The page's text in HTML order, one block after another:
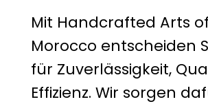
Mit Handcrafted Arts of
Morocco entscheiden
für Zuverlässigkeit,
Effizienz. Wir sorgen